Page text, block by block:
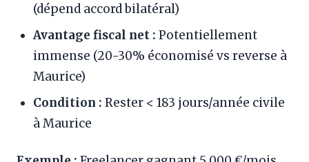
(dépend accord bilatéral)
Avantage fiscal net : Potentiellement
immense (20-30% économisé vs reverse à
Maurice)
Condition : Rester < 183 jours/année civile
à Maurice